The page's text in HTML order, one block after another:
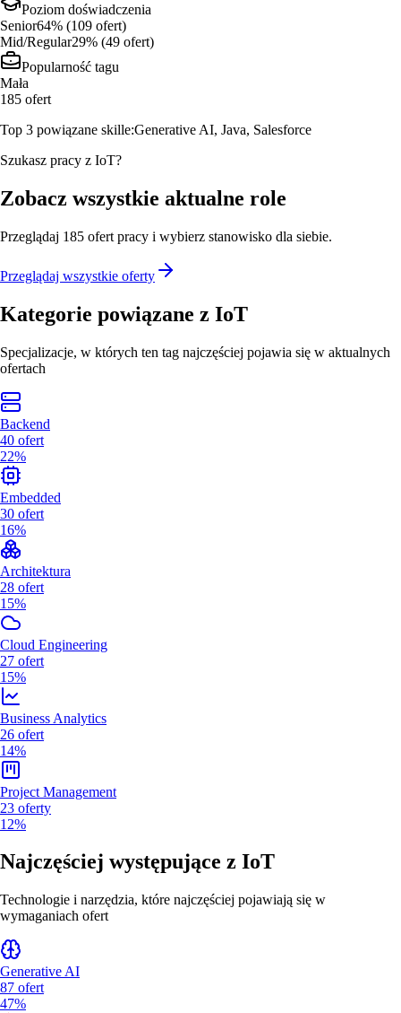
Poziom doświadczenia
Senior64% (109 ofert)
Mid/Regular29% (49 ofert)
Popularność tagu
Mała
185 ofert
Top 3 powiązane skille:Generative AI, Java, Salesforce
Szukasz pracy z IoT?
Zobacz wszystkie aktualne role
Przeglądaj 185 ofert pracy i wybierz stanowisko dla siebie.
Przeglądaj wszystkie oferty
Kategorie powiązane z IoT
Specjalizacje, w których ten tag najczęściej pojawia się w aktualnych
ofertach
Backend
40 ofert
22%
Embedded
30 ofert
16%
Architektura
28 ofert
15%
Cloud Engineering
27 ofert
15%
Business Analytics
26 ofert
14%
Project Management
23 oferty
12%
Najczęściej występujące z IoT
Technologie i narzędzia, które najczęściej pojawiają się w
wymaganiach ofert
Generative AI
87 ofert
47%